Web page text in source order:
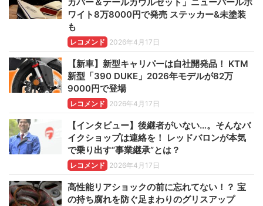
ワイト8万8000円で発売 ステッカー&未塗装
も
レコメンド 2026年4月17日
【新車】新型キャリパーは自社開発品！ KTM
新型「390 DUKE」2026年モデルが82万
9000円で登場
レコメンド 2026年4月17日
【インタビュー】後継者がいない…。そんなバ
イクショップは連絡を！ レッドバロンが本気
で乗り出す“事業継承”とは？
レコメンド 2026年4月17日
高性能リアショックの前に忘れてない！？ 宝
の持ち腐れを防ぐ足まわりのグリスアップ